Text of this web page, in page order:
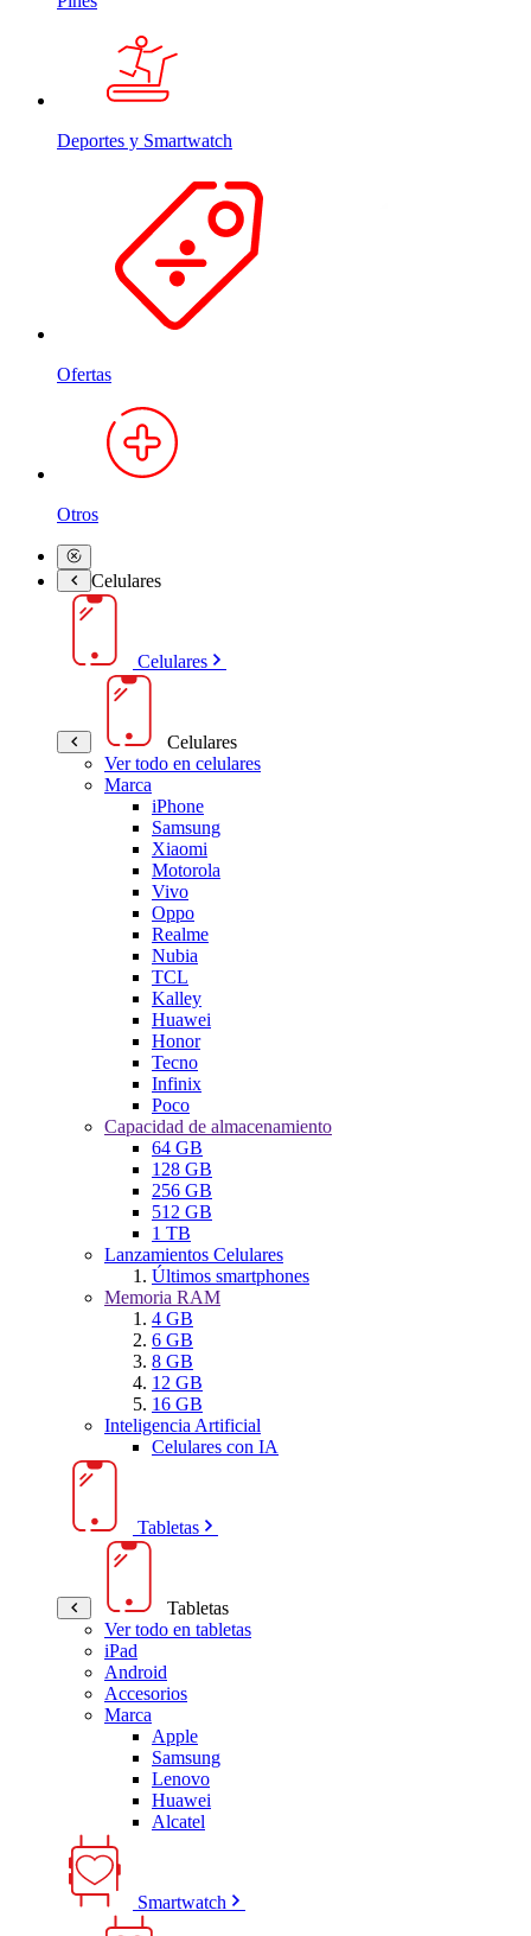
Deportes y Smartwatch
Ofertas
Otros
Celulares
Celulares
Celulares
Ver todo en celulares
Marca
iPhone
Samsung
Xiaomi
Motorola
Vivo
Oppo
Realme
Nubia
TCL
Kalley
Huawei
Honor
Tecno
Infinix
Poco
Capacidad de almacenamiento
64 GB
128 GB
256 GB
512 GB
1 TB
Lanzamientos Celulares
Últimos smartphones
Memoria RAM
4 GB
6 GB
8 GB
12 GB
16 GB
Inteligencia Artificial
Celulares con IA
Tabletas
Tabletas
Ver todo en tabletas
iPad
Android
Accesorios
Marca
Apple
Samsung
Lenovo
Huawei
Alcatel
Smartwatch